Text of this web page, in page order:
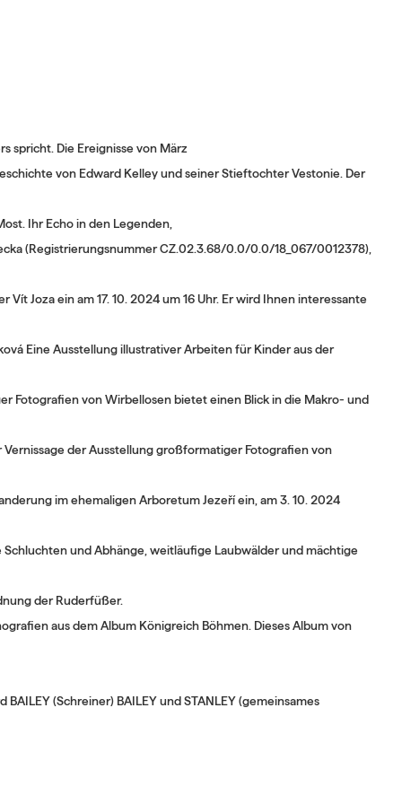
spricht. Die Ereignisse von März
von Edward Kelley und seiner Stieftochter Vestonie. Der
Ihr Echo in den Legenden,
(Registrierungsnummer CZ.02.3.68/0.0/0.0/18_067/0012378),
Joza ein am 17. 10. 2024 um 16 Uhr. Er wird Ihnen interessante
Eine Ausstellung illustrativer Arbeiten für Kinder aus der
Fotografien von Wirbellosen bietet einen Blick in die Makro- und
Vernissage der Ausstellung großformatiger Fotografien von
im ehemaligen Arboretum Jezeří ein, am 3. 10. 2024
Schluchten und Abhänge, weitläufige Laubwälder und mächtige
der Ruderfüßer.
aus dem Album Königreich Böhmen. Dieses Album von
(Schreiner) BAILEY und STANLEY (gemeinsames